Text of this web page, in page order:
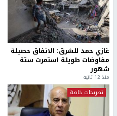
غازي حمد للشرق: الاتفاق حصيلة
مفاوضات طويلة استمرت ستة
شهور
منذ 12 ثانية
تصريحات خاصة